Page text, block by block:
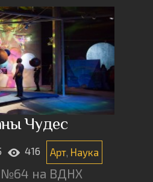
Чудес
416 Арт Наука
№64 на ВДНХ